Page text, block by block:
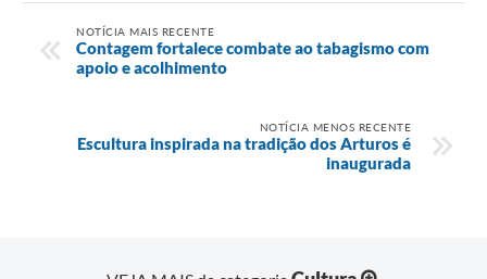
NOTÍCIA MAIS RECENTE
Contagem fortalece combate ao tabagismo com
apoio e acolhimento
NOTÍCIA MENOS RECENTE
Escultura inspirada na tradição dos Arturos é
inaugurada